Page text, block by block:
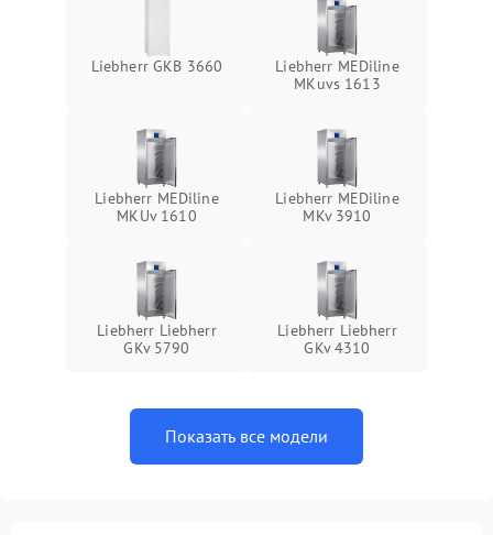
Liebherr GKB 3660
Liebherr MEDiline
MKuvs 1613
Liebherr MEDiline
MKUv 1610
Liebherr MEDiline
MKv 3910
Liebherr Liebherr
GKv 5790
Liebherr Liebherr
GKv 4310
Показать все модели